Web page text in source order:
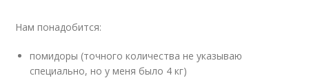
Нам понадобится:
помидоры (точного количества не указываю
специально, но у меня было 4 кг)